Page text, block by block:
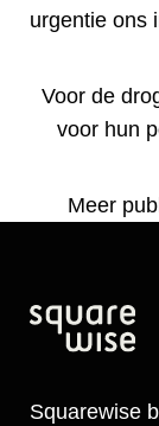
urgentie ons
Voor de
voor hun
Meer
Squarewise